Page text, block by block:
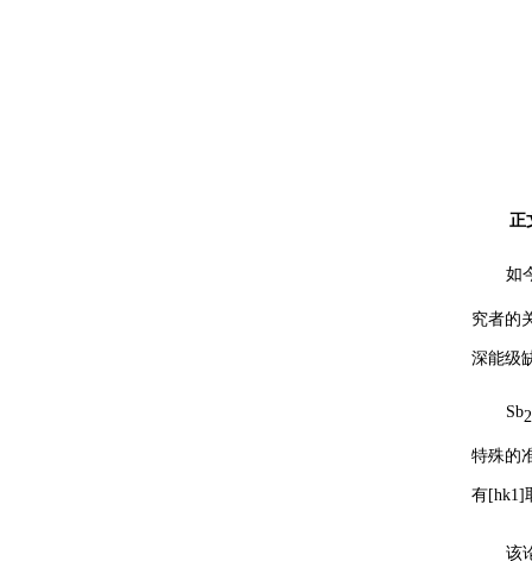
正
如
究者的
深能级
Sb2
特殊的
有[hk1]
该